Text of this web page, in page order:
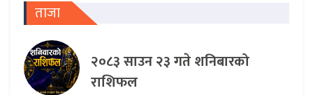
ताजा
२०८३ साउन २३ गते शनिबारको
राशिफल